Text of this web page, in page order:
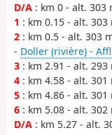
D/A : km 0 - alt. 303
1 : km 0.15 - alt.
2 : km 0.5 - alt. 303
- Doller (rivière) -
3 : km 2.91 - alt.
4 : km 4.58 - alt.
5 : km 4.86 - alt.
6 : km 5.08 - alt.
D/A : km 5.27 - alt.